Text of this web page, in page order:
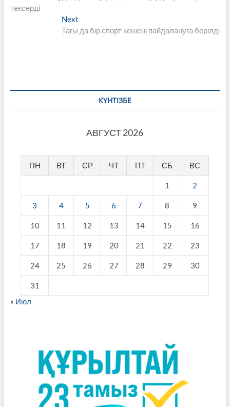
записям
тексерді
Next
post:
Тағы да бір спорт кешені пайдалануға берілді
КҮНТІЗБЕ
АВГУСТ 2026
ПН ВТ СР ЧТ ПТ СБ ВС
1 2
3 4 5 6 7 8 9
10 11 12 13 14 15 16
17 18 19 20 21 22 23
24 25 26 27 28 29 30
31
« Июл